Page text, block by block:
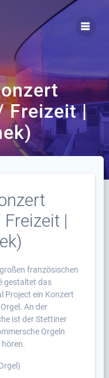
Freizeit |
|
französischen
gestaltet das
Project ein Konzert
An der
ist der Stettiner
Orgeln